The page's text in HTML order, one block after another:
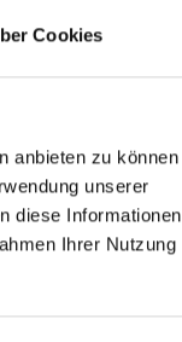
Cookies
anbieten zu können
unserer
diese Informationen
Ihrer Nutzung
PE
um Preise zu